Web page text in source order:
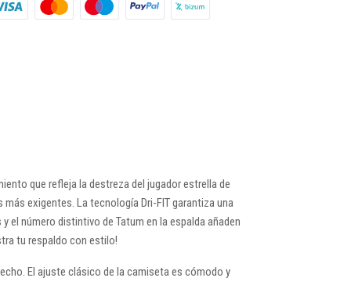
que refleja la destreza del jugador estrella de
exigentes. La tecnología Dri-FIT garantiza una
número distintivo de Tatum en la espalda añaden
tu respaldo con estilo!
El ajuste clásico de la camiseta es cómodo y